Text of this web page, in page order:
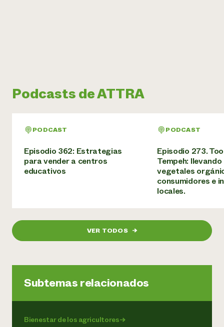
Podcasts de ATTRA
PODCAST
Episodio 362: Estrategias
para vender a centros
educativos
PODCAST
Episodio 273.
Tempeh:
vegetales
consumidores e
locales.
VER TODOS →
Subtemas relacionados
Bienestar de los agricultores→